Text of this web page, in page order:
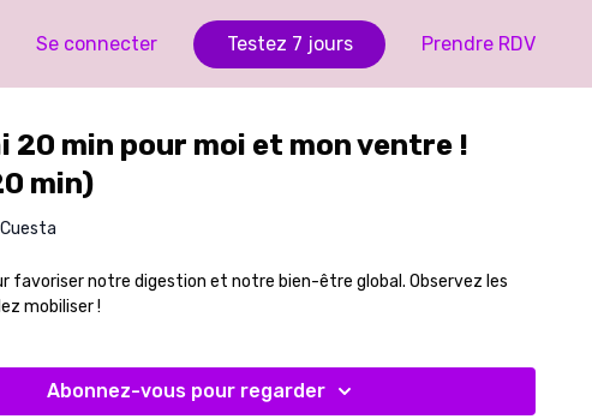
Se connecter Testez 7 jours Prendre RDV
20 min pour moi et mon ventre !
min)
favoriser notre digestion et notre bien-être global. Observez les
mobiliser !
Abonnez-vous pour regarder